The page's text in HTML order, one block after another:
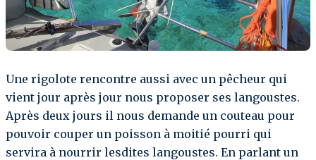
Une rigolote rencontre aussi avec un pêcheur qui
vient jour après jour nous proposer ses langoustes.
Après deux jours il nous demande un couteau pour
pouvoir couper un poisson à moitié pourri qui
servira à nourrir lesdites langoustes. En parlant un